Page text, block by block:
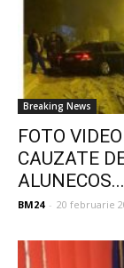
Breaking News
FOTO
CAUZATE
ALUNECOS...
BM24 - 20 februarie